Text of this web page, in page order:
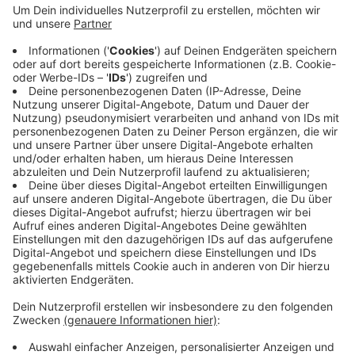
Manöver war, ist noch unklar, heißt es von der
sichergestellt. Der Sachschaden an den Autos
beläuft sich auf 25.000 Euro.
Veröffentlicht:Sonntag, 25.04.2021 10:57
Anzeige